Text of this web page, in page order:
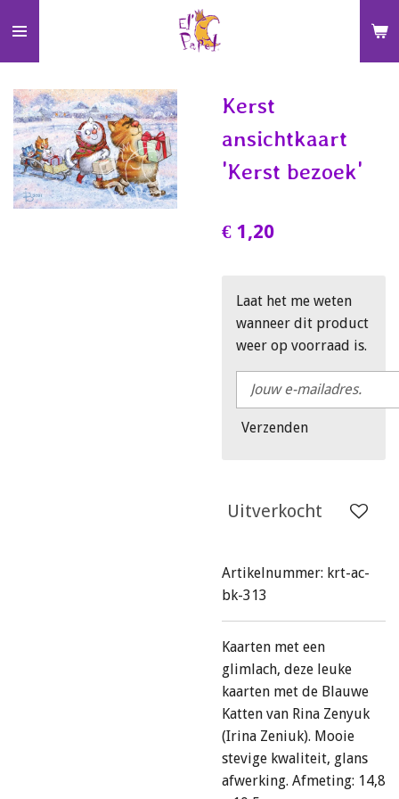
direct
naar
de
hoofdinhoud
Kerst
ansichtkaart
'Kerst bezoek'
€ 1,20
Laat het me weten
wanneer dit product
weer op voorraad is.
Verzenden
Uitverkocht
Artikelnummer: krt-ac-
bk-313
Kaarten met een
glimlach, deze leuke
kaarten met de Blauwe
Katten van Rina Zenyuk
(Irina Zeniuk). Mooie
stevige kwaliteit, glans
afwerking. Afmeting: 14,8